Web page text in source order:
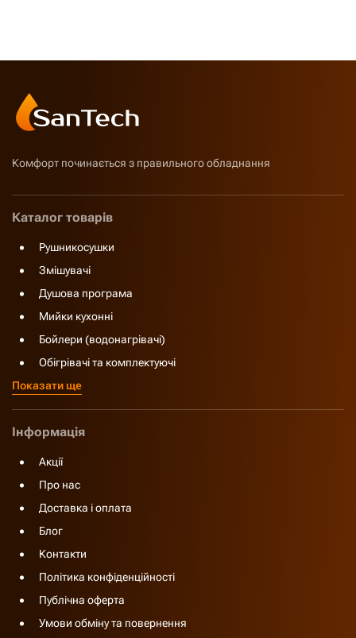
Комфорт починається з правильного обладнання
Каталог товарів
Рушникосушки
Змішувачі
Душова програма
Мийки кухонні
Бойлери (водонагрівачі)
Обігрівачі та комплектуючі
Показати ще
Інформація
Акції
Про нас
Доставка і оплата
Блог
Контакти
Політика конфіденційності
Публічна оферта
Умови обміну та повернення